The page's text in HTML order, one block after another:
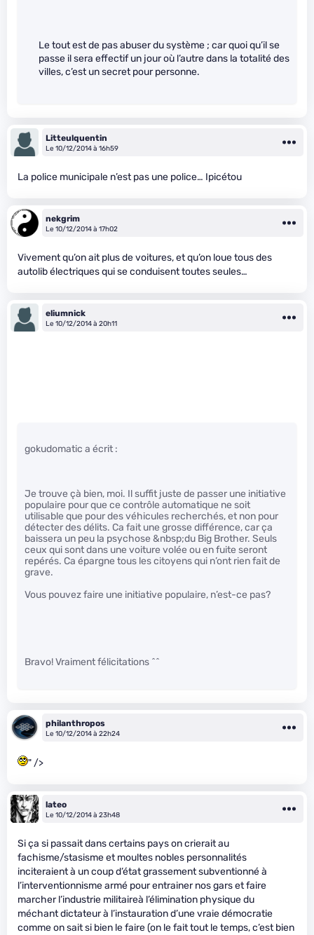
Le tout est de pas abuser du système ; car quoi qu’il se
passe il sera effectif un jour où l’autre dans la totalité des
villes, c’est un secret pour personne.
Litteulquentin
Le 10/12/2014 à 16h59
La police municipale n’est pas une police… Ipicétou
nekgrim
Le 10/12/2014 à 17h02
Vivement qu’on ait plus de voitures, et qu’on loue tous des
autolib électriques qui se conduisent toutes seules…
eliumnick
Le 10/12/2014 à 20h11
gokudomatic a écrit :
Je trouve çà bien, moi. Il suffit juste de passer une initiative
populaire pour que ce contrôle automatique ne soit
utilisable que pour des véhicules recherchés, et non pour
détecter des délits. Ca fait une grosse différence, car ça
baissera un peu la psychose &nbsp;du Big Brother. Seuls
ceux qui sont dans une voiture volée ou en fuite seront
repérés. Ca épargne tous les citoyens qui n’ont rien fait de
grave.
Vous pouvez faire une initiative populaire, n’est-ce pas?
Bravo! Vraiment félicitations ^^
philanthropos
Le 10/12/2014 à 22h24
" />
lateo
Le 10/12/2014 à 23h48
Si ça si passait dans certains pays on crierait au
fachisme/stasisme et moultes nobles personnalités
inciteraient à un coup d’état grassement subventionné à
l’interventionnisme armé pour entrainer nos gars et faire
marcher l’industrie militaireà l’élimination physique du
méchant dictateur à l’instauration d’une vraie démocratie
comme on sait si bien le faire (on le fait tout le temps, c’est bien